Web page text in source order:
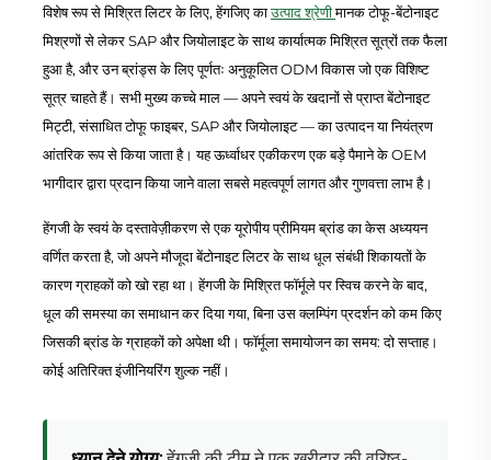
विशेष रूप से मिश्रित लिटर के लिए, हेंगजिए काउत्पाद श्रेणीमानक टोफू-बेंटोनाइट
मिश्रणों से लेकर SAP और जियोलाइट के साथ कार्यात्मक मिश्रित सूत्रों तक फैला
हुआ है, और उन ब्रांड्स के लिए पूर्णतः अनुकूलित ODM विकास जो एक विशिष्ट
सूत्र चाहते हैं। सभी मुख्य कच्चे माल — अपने स्वयं के खदानों से प्राप्त बेंटोनाइट
मिट्टी, संसाधित टोफू फाइबर, SAP और जियोलाइट — का उत्पादन या नियंत्रण
आंतरिक रूप से किया जाता है। यह ऊर्ध्वाधर एकीकरण एक बड़े पैमाने के OEM
भागीदार द्वारा प्रदान किया जाने वाला सबसे महत्वपूर्ण लागत और गुणवत्ता लाभ है।
हेंगजी के स्वयं के दस्तावेज़ीकरण से एक यूरोपीय प्रीमियम ब्रांड का केस अध्ययन
वर्णित करता है, जो अपने मौजूदा बेंटोनाइट लिटर के साथ धूल संबंधी शिकायतों के
कारण ग्राहकों को खो रहा था। हेंगजी के मिश्रित फॉर्मूले पर स्विच करने के बाद,
धूल की समस्या का समाधान कर दिया गया, बिना उस क्लम्पिंग प्रदर्शन को कम किए
जिसकी ब्रांड के ग्राहकों को अपेक्षा थी। फॉर्मूला समायोजन का समय: दो सप्ताह।
कोई अतिरिक्त इंजीनियरिंग शुल्क नहीं।